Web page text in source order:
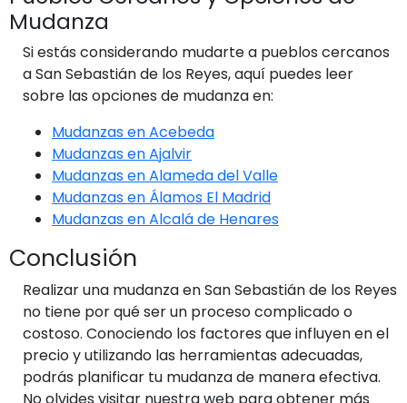
Mudanza
Si estás considerando mudarte a pueblos cercanos
a San Sebastián de los Reyes, aquí puedes leer
sobre las opciones de mudanza en:
Mudanzas en Acebeda
Mudanzas en Ajalvir
Mudanzas en Alameda del Valle
Mudanzas en Álamos El Madrid
Mudanzas en Alcalá de Henares
Conclusión
Realizar una mudanza en San Sebastián de los Reyes
no tiene por qué ser un proceso complicado o
costoso. Conociendo los factores que influyen en el
precio y utilizando las herramientas adecuadas,
podrás planificar tu mudanza de manera efectiva.
No olvides visitar nuestra web para obtener más